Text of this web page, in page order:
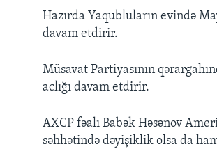
Hazırda Yaqubluların evində
davam etdirir.
Müsavat Partiyasının
aclığı davam etdirir.
AXCP fəalı Babək Həsənov
səhhətində dəyişiklik olsa da